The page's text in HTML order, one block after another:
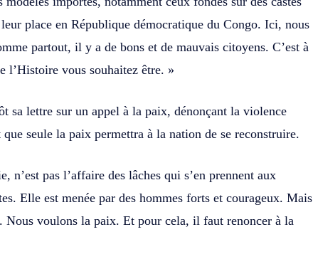
place en République démocratique du Congo. Ici, nous
partout, il y a de bons et de mauvais citoyens. C’est à
l’Histoire vous souhaitez être. »
sa lettre sur un appel à la paix, dénonçant la violence
seule la paix permettra à la nation de se reconstruire.
n’est pas l’affaire des lâches qui s’en prennent aux
Elle est menée par des hommes forts et courageux. Mais
Nous voulons la paix. Et pour cela, il faut renoncer à la